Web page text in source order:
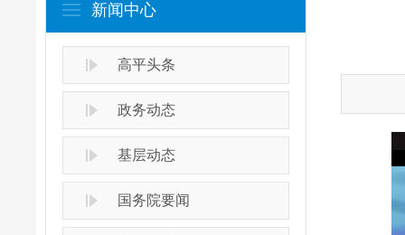
新闻中心
高平头条
政务动态
基层动态
国务院要闻